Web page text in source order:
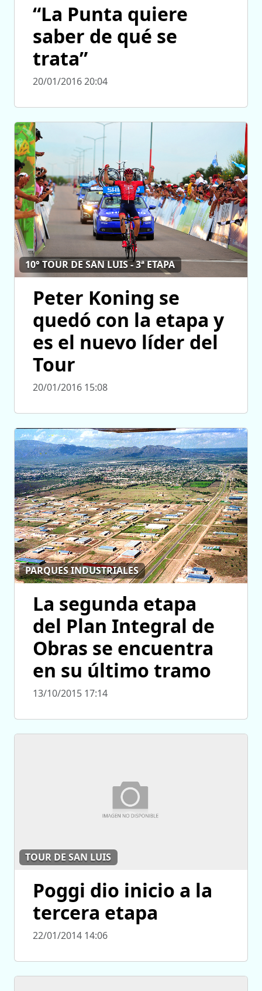
“La Punta quiere
saber de qué se
trata”
20/01/2016 20:04
10° TOUR DE SAN LUIS - 3ª ETAPA
Peter Koning se
quedó con la etapa y
es el nuevo líder del
Tour
20/01/2016 15:08
PARQUES INDUSTRIALES
La segunda etapa
del Plan Integral de
Obras se encuentra
en su último tramo
13/10/2015 17:14
TOUR DE SAN LUIS
Poggi dio inicio a la
tercera etapa
22/01/2014 14:06